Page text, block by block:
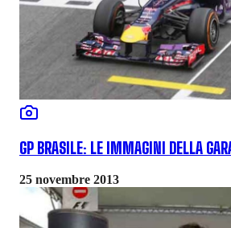
GP BRASILE: LE IMMAGINI DELLA
25 novembre 2013